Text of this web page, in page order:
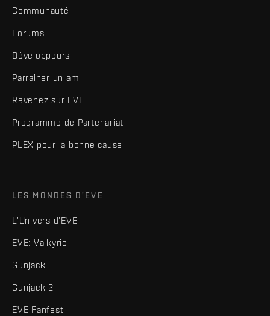
Communauté
Forums
Développeurs
Parrainer un ami
Revenez sur EVE
Programme de Partenariat
PLEX pour la bonne cause
LES MONDES D'EVE
L'Univers d'EVE
EVE: Valkyrie
Gunjack
Gunjack 2
EVE Fanfest